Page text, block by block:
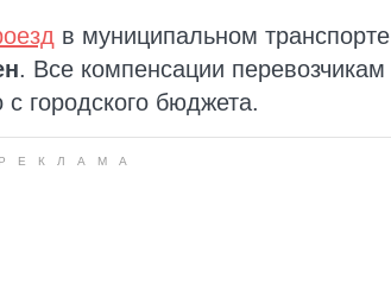
в муниципальном транспорте
. Все компенсации перевозчикам
городского бюджета.